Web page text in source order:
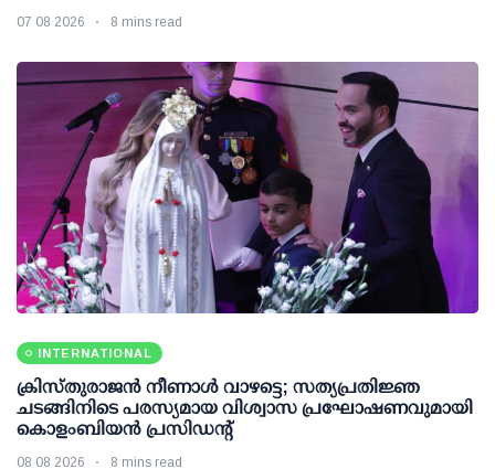
07 08 2026 8 mins read
INTERNATIONAL
ക്രിസ്തുരാജൻ നീണാൾ വാഴട്ടെ; സത്യപ്രതിജ്ഞ
ചടങ്ങിനിടെ പരസ്യമായ വിശ്വാസ പ്രഘോഷണവുമായി
കൊളംബിയൻ പ്രസിഡന്റ്
08 08 2026 8 mins read